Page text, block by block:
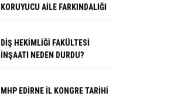
KORUYUCU AİLE FARKINDALIĞI
DİŞ HEKİMLİĞİ FAKÜLTESİ
İNŞAATI NEDEN DURDU?
MHP EDİRNE İL KONGRE TARİHİ